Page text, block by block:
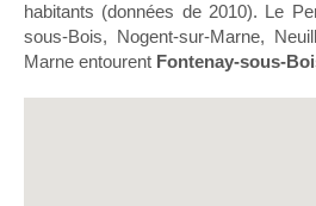
habitants (données de 2010). Le
sous-Bois, Nogent-sur-Marne,
Marne entourent Fontenay-sous-